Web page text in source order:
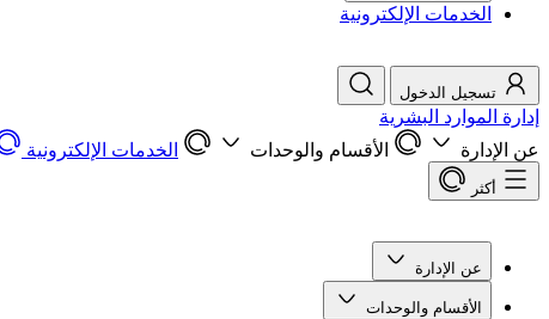
الخدمات الإلكترونية
تسجيل الدخول
إدارة الموارد البشرية
عن الإدارة
الأقسام والوحدات الخدمات الإلكترونية
أكثر
عن الإدارة
الأقسام والوحدات